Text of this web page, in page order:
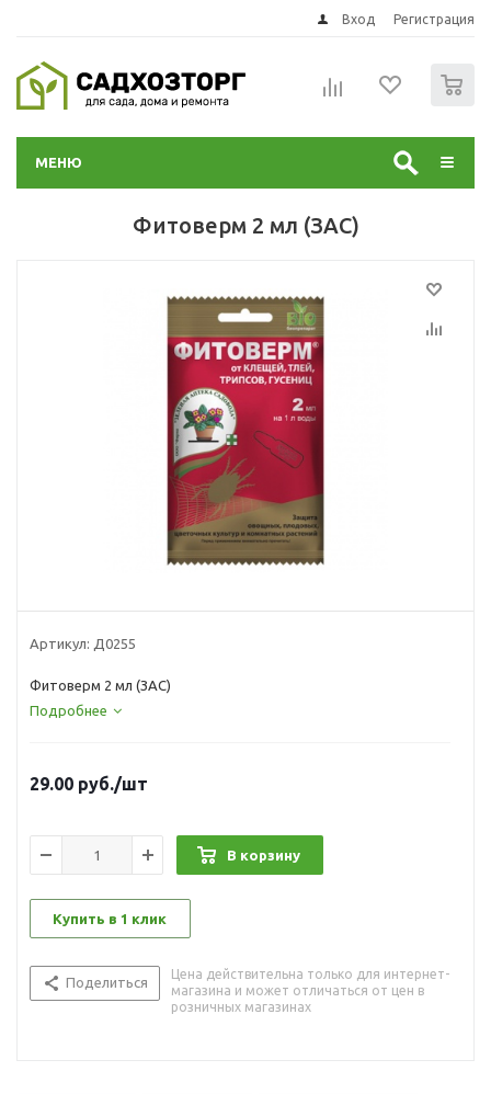
Вход Регистрация
МЕНЮ
Фитоверм 2 мл (ЗАС)
Артикул: Д0255
Фитоверм 2 мл (ЗАС)
Подробнее
29.00 руб./шт
В корзину
Купить в 1 клик
Поделиться
Цена действительна только для интернет-
магазина и может отличаться от цен в
розничных магазинах